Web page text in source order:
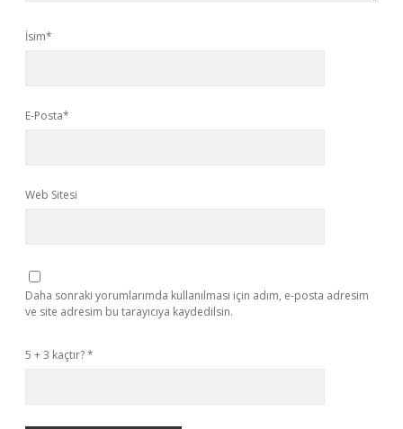
İsim*
E-Posta*
Web Sitesi
Daha sonraki yorumlarımda kullanılması için adım, e-posta adresim
ve site adresim bu tarayıcıya kaydedilsin.
5 + 3 kaçtır?*